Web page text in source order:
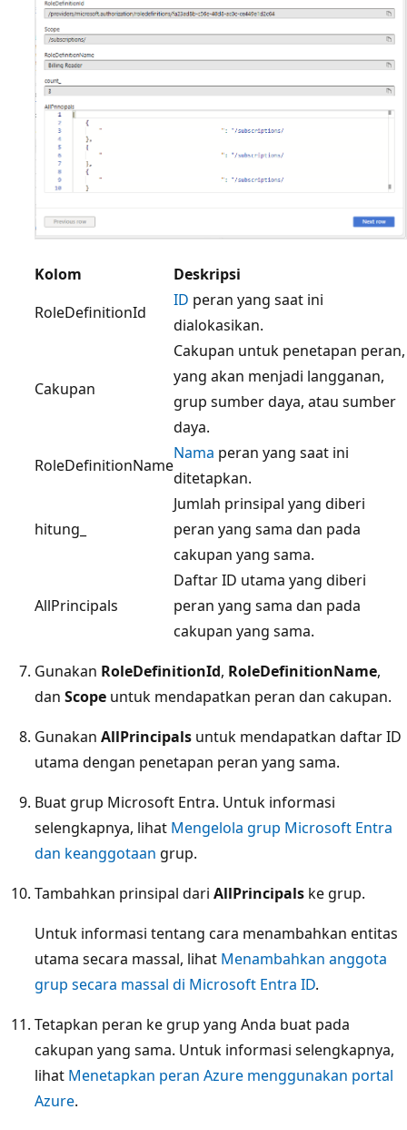
Kolom
Deskripsi
RoleDefinitionId
ID peran yang saat ini
dialokasikan.
Cakupan
Cakupan untuk penetapan peran,
yang akan menjadi langganan,
grup sumber daya, atau sumber
daya.
RoleDefinitionName
Nama peran yang saat ini
ditetapkan.
hitung_
Jumlah prinsipal yang diberi
peran yang sama dan pada
cakupan yang sama.
AllPrincipals
Daftar ID utama yang diberi
peran yang sama dan pada
cakupan yang sama.
Gunakan RoleDefinitionId, RoleDefinitionName,
dan Scope untuk mendapatkan peran dan cakupan.
Gunakan AllPrincipals untuk mendapatkan daftar ID
utama dengan penetapan peran yang sama.
Buat grup Microsoft Entra. Untuk informasi
selengkapnya, lihat Mengelola grup Microsoft Entra
dan keanggotaan grup.
Tambahkan prinsipal dari AllPrincipals ke grup.
Untuk informasi tentang cara menambahkan entitas
utama secara massal, lihat Menambahkan anggota
grup secara massal di Microsoft Entra ID.
Tetapkan peran ke grup yang Anda buat pada
cakupan yang sama. Untuk informasi selengkapnya,
lihat Menetapkan peran Azure menggunakan portal
Azure.